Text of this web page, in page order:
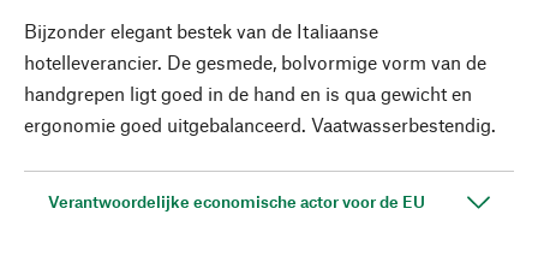
Bijzonder elegant bestek van de Italiaanse
hotelleverancier. De gesmede, bolvormige vorm van de
handgrepen ligt goed in de hand en is qua gewicht en
ergonomie goed uitgebalanceerd. Vaatwasserbestendig.
Verantwoordelijke economische actor voor de EU